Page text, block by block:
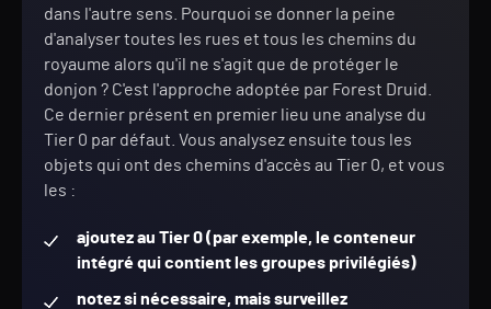
dans l'autre sens. Pourquoi se donner la peine
d'analyser toutes les rues et tous les chemins du
royaume alors qu'il ne s'agit que de protéger le
donjon ? C'est l'approche adoptée par Forest Druid.
Ce dernier présent en premier lieu une analyse du
Tier 0 par défaut. Vous analysez ensuite tous les
objets qui ont des chemins d'accès au Tier 0, et vous
les :
ajoutez au Tier 0 (par exemple, le conteneur
intégré qui contient les groupes privilégiés)
notez si nécessaire, mais surveillez